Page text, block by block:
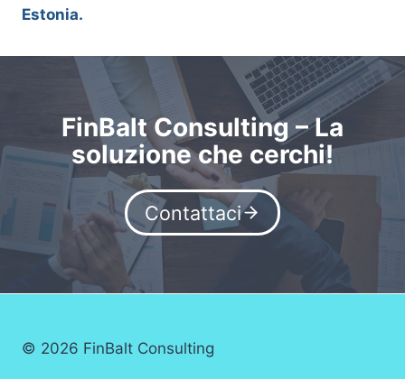
Estonia.
FinBalt Consulting – La
soluzione che cerchi!
Contattaci
© 2026 FinBalt Consulting